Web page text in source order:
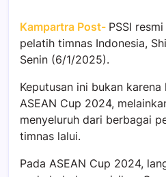
Kampartra Post- PSSI
pelatih timnas Indonesia,
Senin (6/1/2025).
Keputusan ini bukan
ASEAN Cup 2024,
menyeluruh dari berbagai
timnas lalui.
Pada ASEAN Cup 2024,